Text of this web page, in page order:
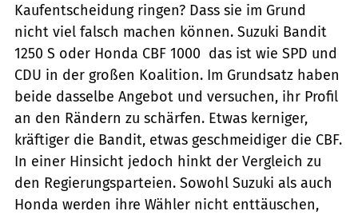
Kaufentscheidung ringen? Dass sie im Grund
nicht viel falsch machen können. Suzuki Bandit
1250 S oder Honda CBF 1000  das ist wie SPD und
CDU in der großen Koalition. Im Grundsatz haben
beide dasselbe Angebot und versuchen, ihr Profil
an den Rändern zu schärfen. Etwas kerniger,
kräftiger die Bandit, etwas geschmeidiger die CBF.
In einer Hinsicht jedoch hinkt der Vergleich zu
den Regierungsparteien. Sowohl Suzuki als auch
Honda werden ihre Wähler nicht enttäuschen,